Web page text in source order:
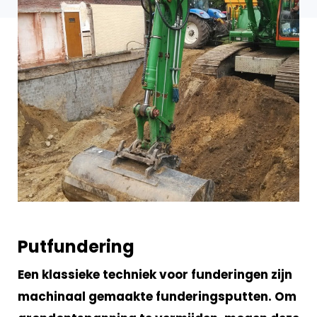
Putfundering
Een klassieke techniek voor funderingen zijn
machinaal gemaakte funderingsputten. Om